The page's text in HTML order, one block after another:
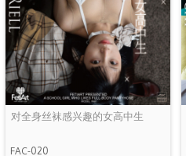
对全身丝袜感兴趣的女高中生
FAC-020